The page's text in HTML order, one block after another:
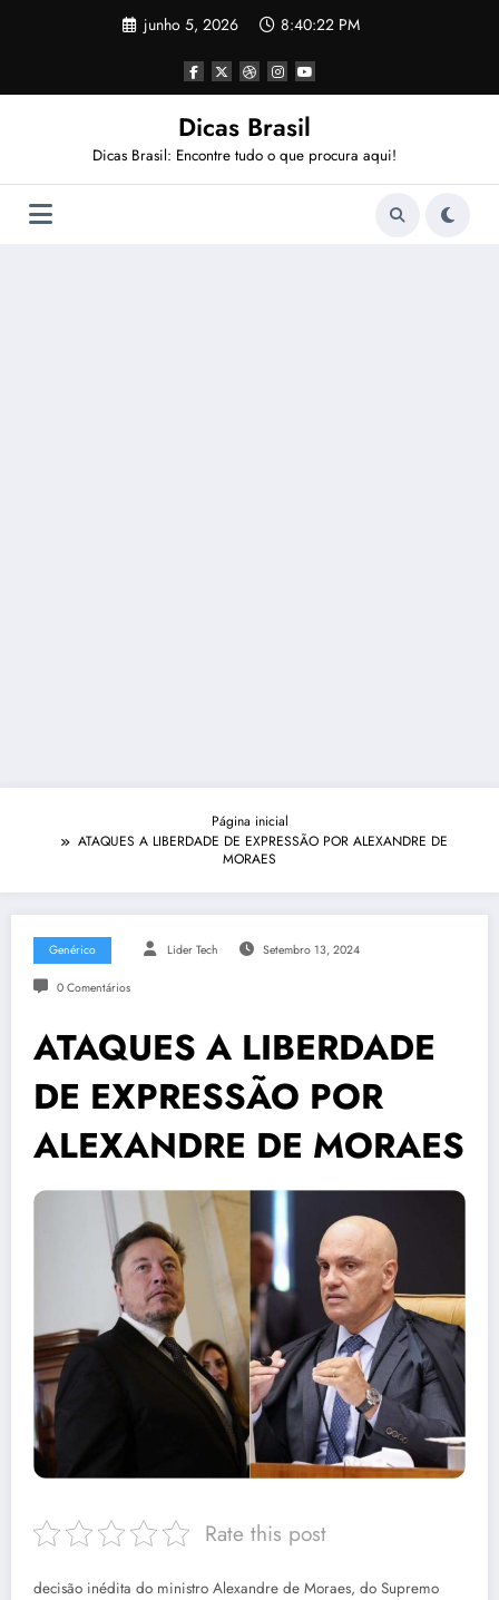
junho 5, 2026 8:40:23 PM
Dicas Brasil
Dicas Brasil: Encontre tudo o que procura aqui!
Página inicial
ATAQUES A LIBERDADE DE EXPRESSÃO POR ALEXANDRE DE
MORAES
Genérico Lider Tech Setembro 13, 2024
0 Comentários
ATAQUES A LIBERDADE
DE EXPRESSÃO POR
ALEXANDRE DE MORAES
Rate this post
decisão inédita do ministro Alexandre de Moraes, do Supremo